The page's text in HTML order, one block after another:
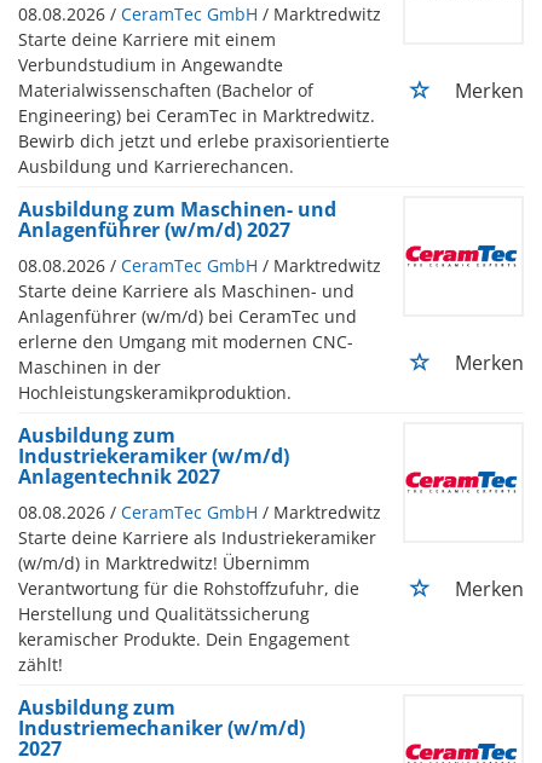
08.08.2026 / CeramTec GmbH / Marktredwitz
Starte deine Karriere mit einem
Verbundstudium in Angewandte
Materialwissenschaften (Bachelor of
Engineering) bei CeramTec in Marktredwitz.
Bewirb dich jetzt und erlebe praxisorientierte
Ausbildung und Karrierechancen.
Merken
Ausbildung zum Maschinen- und
Anlagenführer (w/m/d) 2027
08.08.2026 / CeramTec GmbH / Marktredwitz
Starte deine Karriere als Maschinen- und
Anlagenführer (w/m/d) bei CeramTec und
erlerne den Umgang mit modernen CNC-
Maschinen in der
Hochleistungskeramikproduktion.
Merken
Ausbildung zum
Industriekeramiker (w/m/d)
Anlagentechnik 2027
08.08.2026 / CeramTec GmbH / Marktredwitz
Starte deine Karriere als Industriekeramiker
(w/m/d) in Marktredwitz! Übernimm
Verantwortung für die Rohstoffzufuhr, die
Herstellung und Qualitätssicherung
keramischer Produkte. Dein Engagement
zählt!
Merken
Ausbildung zum
Industriemechaniker (w/m/d)
2027